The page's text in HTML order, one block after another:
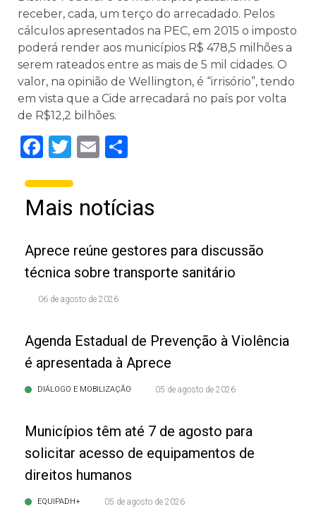
receber, cada, um terço do arrecadado. Pelos
cálculos apresentados na PEC, em 2015 o imposto
poderá render aos municípios R$ 478,5 milhões a
serem rateados entre as mais de 5 mil cidades. O
valor, na opinião de Wellington, é “irrisório”, tendo
em vista que a Cide arrecadará no país por volta
de R$12,2 bilhões.
Facebook
Twitter
Email
Mais notícias
Aprece reúne gestores para discussão
técnica sobre transporte sanitário
06 de agosto de 2026
Agenda Estadual de Prevenção à Violência
é apresentada à Aprece
DIÁLOGO E MOBILIZAÇÃO 05 de agosto de 2026
Municípios têm até 7 de agosto para
solicitar acesso de equipamentos de
direitos humanos
EQUIPADH+ 05 de agosto de 2026